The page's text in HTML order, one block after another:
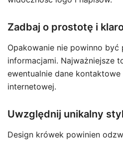
Zadbaj o prostotę i
Opakowanie nie powinno być
informacjami. Najważniejsze
ewentualnie dane
internetowej.
Uwzględnij unikalny
Design krówek powinien